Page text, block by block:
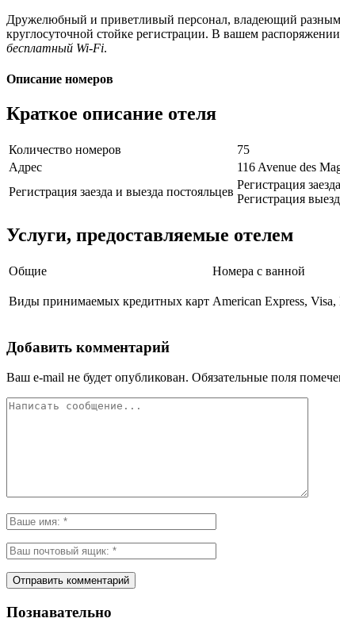
Дружелюбный и приветливый персонал, владеющий
круглосуточной стойке регистрации. В вашем распоряжении
бесплатный Wi-Fi.
Описание номеров
Краткое описание отеля
Количество номеров
75
Адрес
116 Avenue des
Регистрация заезда и выезда постояльцев
Регистрация
Регистрация
Услуги, предоставляемые отелем
Общие Номера с ванной
Виды принимаемых кредитных карт American Express,
Добавить комментарий
Ваш e-mail не будет опубликован. Обязательные поля
Познавательно